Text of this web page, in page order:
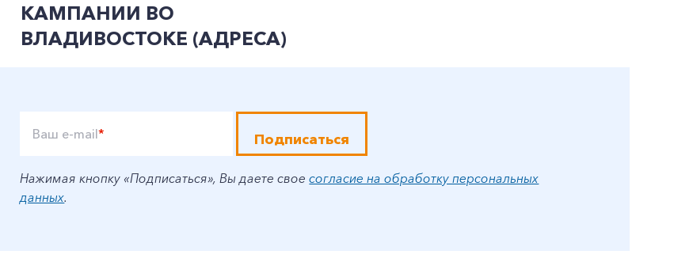
КАМПАНИИ ВО
ВЛАДИВОСТОКЕ (АДРЕСА)
Ваш e-mail* Подписаться
Нажимая кнопку «Подписаться», Вы даете своесогласие на обработку персональных
данных.